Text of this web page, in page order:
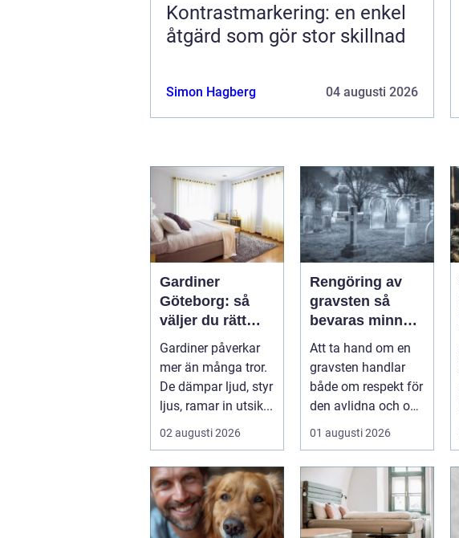
Kontrastmarkering: en enkel
åtgärd som gör stor skillnad
Simon Hagberg 04 augusti 2026
Gardiner
Göteborg: så
väljer du rätt
gardiner för hem
och offentlig
miljö
Gardiner påverkar
mer än många tror.
De dämpar ljud, styr
ljus, ramar in utsik...
02 augusti 2026
Rengöring av
gravsten så
bevaras minnet
och stenen
håller längre
Att ta hand om en
gravsten handlar
både om respekt för
den avlidna och om
att bevara en viktig
plats...
01 augusti 2026